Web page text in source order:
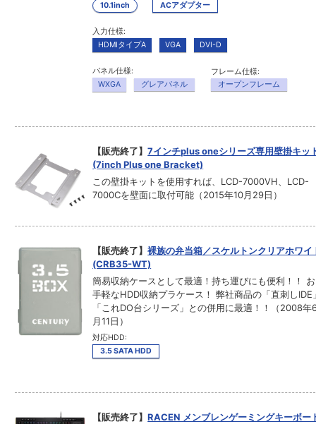
10.1inch
ACアダプター
入力仕様:
HDMIタイプA
VGA DVI-D
パネル仕様:
WXGA
グレアパネル
フレーム仕様:
オープンフレーム
【販売終了】7インチplus oneシリーズ専用壁掛キッ
(7inch Plus one Bracket)
この壁掛キットを使用すれば、LCD-7000VH、LCD-
7000Cを壁面に取付可能（2015年10月29日）
【販売終了】裸族の弁当箱／スケルトンクリアホワイ
(CRB35-WT)
簡易収納ケースとして最適！持ち運びにも便利！！ お
手軽なHDD収納プラケース！ 弊社商品の「直刺しIDE
「これDO台シリーズ」との併用に最適！！（2008年
月11日）
対応HDD:
3.5 SATA HDD
【販売終了】RACEN メンブレンゲーミングキーボー